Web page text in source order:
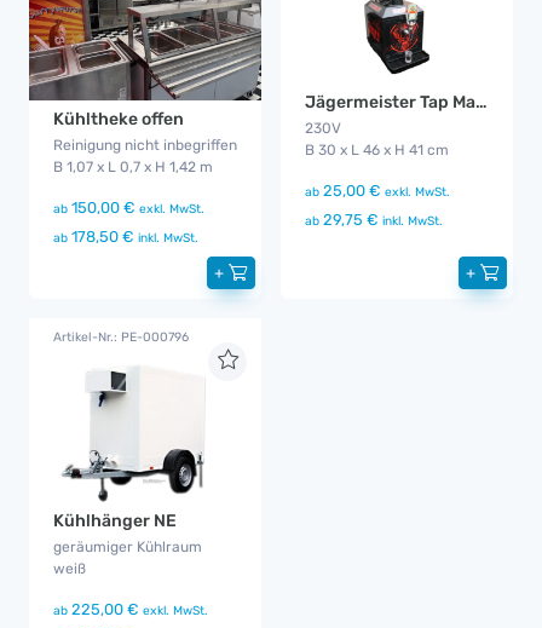
Kühltheke offen
Reinigung nicht inbegriffen
B 1,07 x L 0,7 x H 1,42 m
ab 150,00 € exkl. MwSt.
ab 178,50 € inkl. MwSt.
+
Jägermeister Tap Maschine
230V
B 30 x L 46 x H 41 cm
ab 25,00 € exkl. MwSt.
ab 29,75 € inkl. MwSt.
+
Artikel-Nr.: PE-000796
Kühlhänger NE
geräumiger Kühlraum
weiß
ab 225,00 € exkl. MwSt.